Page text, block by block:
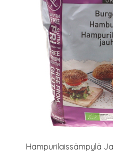
Hampurilaissämpylä